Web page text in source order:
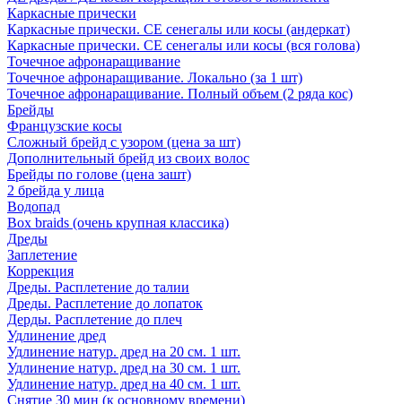
Каркасные прически
Каркасные прически. СЕ сенегалы или косы (андеркат)
Каркасные прически. СЕ сенегалы или косы (вся голова)
Точечное афронаращивание
Точечное афронаращивание. Локально (за 1 шт)
Точечное афронаращивание. Полный объем (2 ряда кос)
Брейды
Французские косы
Сложный брейд с узором (цена за шт)
Дополнительный брейд из своих волос
Брейды по голове (цена зашт)
2 брейда у лица
Водопад
Box braids (очень крупная классика)
Дреды
Заплетение
Коррекция
Дреды. Расплетение до талии
Дреды. Расплетение до лопаток
Дерды. Расплетение до плеч
Удлинение дред
Удлинение натур. дред на 20 см. 1 шт.
Удлинение натур. дред на 30 см. 1 шт.
Удлинение натур. дред на 40 см. 1 шт.
Снятие 30 мин (к основному времени)